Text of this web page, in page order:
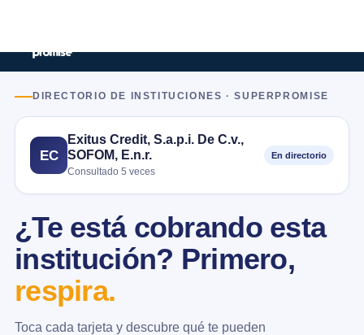
DIRECTORIO DE INSTITUCIONES · SUPERPROMISE
EC
Exitus Credit, S.a.p.i. De C.v.,
SOFOM, E.n.r.
Consultado 5 veces
En directorio
¿Te está cobrando esta
institución? Primero,
respira.
Toca cada tarjeta y descubre qué te pueden